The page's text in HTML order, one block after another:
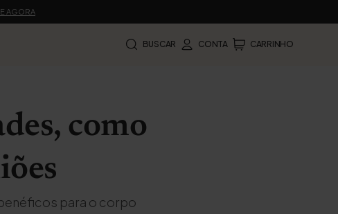
AGORA
BUSCAR CONTA CARRINHO
como
para o corpo